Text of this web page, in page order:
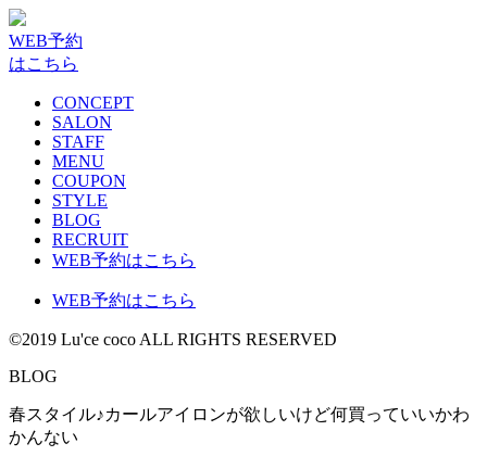
WEB予約
はこちら
CONCEPT
SALON
STAFF
MENU
COUPON
STYLE
BLOG
RECRUIT
WEB予約はこちら
WEB予約はこちら
©2019 Lu'ce coco ALL RIGHTS RESERVED
BLOG
春スタイル♪カールアイロンが欲しいけど何買っていいかわ
かんない